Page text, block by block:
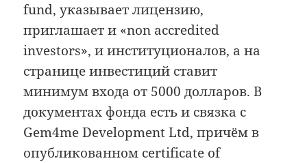
fund, указывает лицензию,
приглашает и «non accredited
investors», и институционалов, а на
странице инвестиций ставит
минимум входа от 5000 долларов. В
документах фонда есть и связка с
Gem4me Development Ltd, причём в
опубликованном certificate of